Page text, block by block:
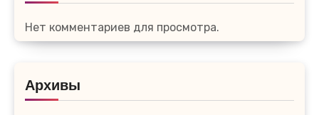
Нет комментариев для просмотра.
Архивы